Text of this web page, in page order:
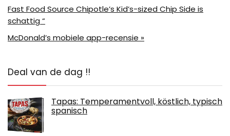
Fast Food Source Chipotle’s Kid’s-sized Chip Side is
schattig “
McDonald’s mobiele app-recensie »
Deal van de dag !!
Tapas: Temperamentvoll, köstlich, typisch
spanisch